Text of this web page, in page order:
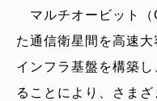
マルチオービット（
た通信衛星間を高速
インフラ基盤を構築
ることにより、さま